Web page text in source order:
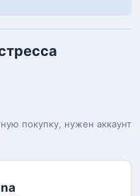
покупку, нужен аккаунт